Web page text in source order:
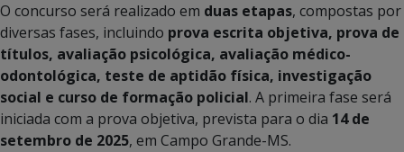
O concurso será realizado em duas etapas, compostas por
diversas fases, incluindo prova escrita objetiva, prova de
títulos, avaliação psicológica, avaliação médico-
odontológica, teste de aptidão física, investigação
social e curso de formação policial. A primeira fase será
iniciada com a prova objetiva, prevista para o dia 14 de
setembro de 2025, em Campo Grande-MS.